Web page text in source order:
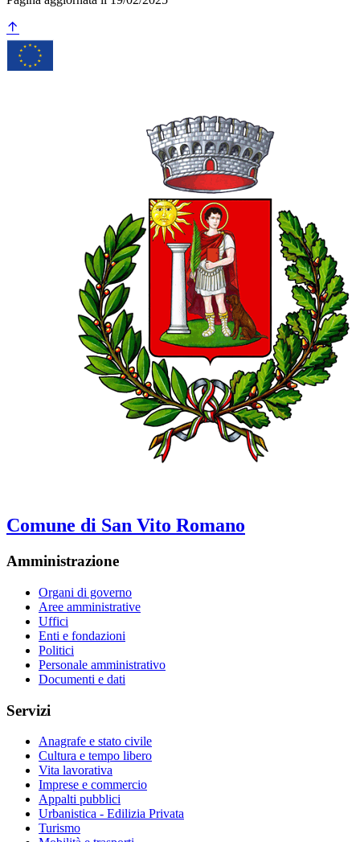
Comune di San Vito Romano
Amministrazione
Organi di governo
Aree amministrative
Uffici
Enti e fondazioni
Politici
Personale amministrativo
Documenti e dati
Servizi
Anagrafe e stato civile
Cultura e tempo libero
Vita lavorativa
Imprese e commercio
Appalti pubblici
Urbanistica - Edilizia Privata
Turismo